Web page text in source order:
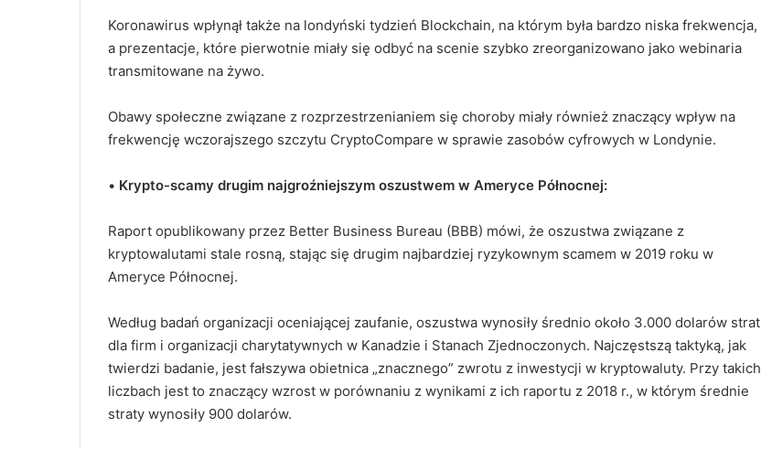
Koronawirus wpłynął także na londyński tydzień Blockchain, na którym była bardzo niska frekwencja,
a prezentacje, które pierwotnie miały się odbyć na scenie szybko zreorganizowano jako webinaria
transmitowane na żywo.
Obawy społeczne związane z rozprzestrzenianiem się choroby miały również znaczący wpływ na
frekwencję wczorajszego szczytu CryptoCompare w sprawie zasobów cyfrowych w Londynie.
• Krypto-scamy drugim najgroźniejszym oszustwem w Ameryce Północnej:
Raport opublikowany przez Better Business Bureau (BBB) mówi, że oszustwa związane z
kryptowalutami stale rosną, stając się drugim najbardziej ryzykownym scamem w 2019 roku w
Ameryce Północnej.
Według badań organizacji oceniającej zaufanie, oszustwa wynosiły średnio około 3.000 dolarów strat
dla firm i organizacji charytatywnych w Kanadzie i Stanach Zjednoczonych. Najczęstszą taktyką, jak
twierdzi badanie, jest fałszywa obietnica „znacznego” zwrotu z inwestycji w kryptowaluty. Przy takich
liczbach jest to znaczący wzrost w porównaniu z wynikami z ich raportu z 2018 r., w którym średnie
straty wynosiły 900 dolarów.